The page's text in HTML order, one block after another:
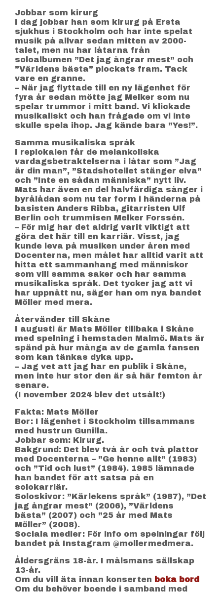
Jobbar som kirurg
I dag jobbar han som kirurg på Ersta
sjukhus i Stockholm och har inte spelat
musik på allvar sedan mitten av 2000-
talet, men nu har låtarna från
soloalbumen ”Det jag ångrar mest” och
”Världens bästa” plockats fram. Tack
vare en granne.
– När jag flyttade till en ny lägenhet för
fyra år sedan mötte jag Melker som nu
spelar trummor i mitt band. Vi klickade
musikaliskt och han frågade om vi inte
skulle spela ihop. Jag kände bara ”Yes!”.
Samma musikaliska språk
I replokalen får de melankoliska
vardagsbetraktelserna i låtar som ”Jag
är din man”, ”Stadshotellet stänger elva”
och ”Inte en sådan människa” nytt liv.
Mats har även en del halvfärdiga sånger i
byrålådan som nu tar form i händerna på
basisten Anders Ribba, gitarristen Ulf
Berlin och trummisen Melker Forssén.
– För mig har det aldrig varit viktigt att
göra det här till en karriär. Visst, jag
kunde leva på musiken under åren med
Docenterna, men målet har alltid varit att
hitta ett sammanhang med människor
som vill samma saker och har samma
musikaliska språk. Det tycker jag att vi
har uppnått nu, säger han om nya bandet
Möller med mera.
Återvänder till Skåne
I augusti är Mats Möller tillbaka i Skåne
med spelning i hemstaden Malmö. Mats är
spänd på hur många av de gamla fansen
som kan tänkas dyka upp.
– Jag vet att jag har en publik i Skåne,
men inte hur stor den är så här femton år
senare.
(I november 2024 blev det utsålt!)
Fakta: Mats Möller
Bor: I lägenhet i Stockholm tillsammans
med hustrun Gunilla.
Jobbar som: Kirurg.
Bakgrund: Det blev två år och två plattor
med Docenterna – ”Ge henne allt” (1983)
och ”Tid och lust” (1984). 1985 lämnade
han bandet för att satsa på en
solokarriär.
Soloskivor: ”Kärlekens språk” (1987), ”Det
jag ångrar mest” (2006), ”Världens
bästa” (2007) och ”25 år med Mats
Möller” (2008).
Sociala medier: För info om spelningar följ
bandet på Instagram @mollermedmera.
Åldersgräns 18-år. I målsmans sällskap
13-år.
Om du vill äta innan konserten boka bord
Om du behöver boende i samband med